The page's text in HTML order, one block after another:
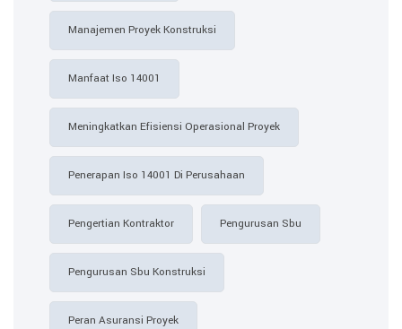
Manajemen Proyek Konstruksi
Manfaat Iso 14001
Meningkatkan Efisiensi Operasional Proyek
Penerapan Iso 14001 Di Perusahaan
Pengertian Kontraktor Pengurusan Sbu
Pengurusan Sbu Konstruksi
Peran Asuransi Proyek